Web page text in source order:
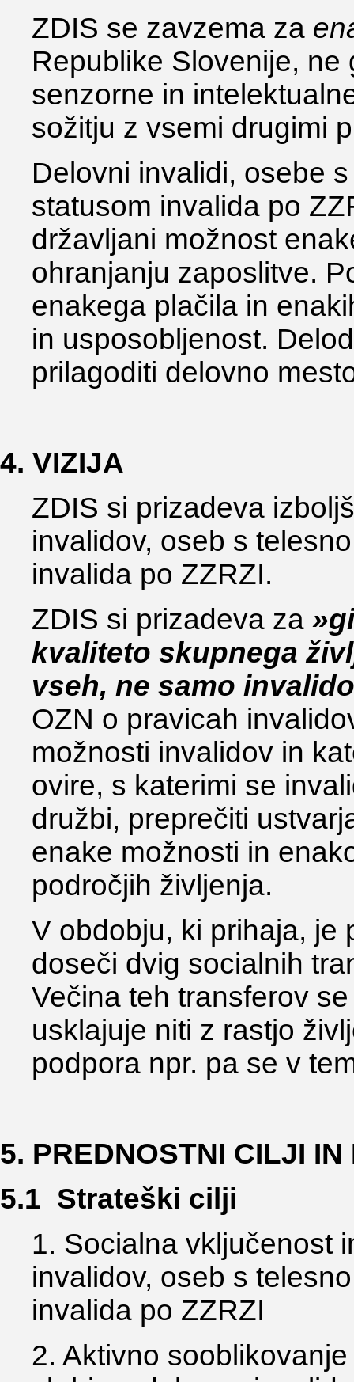
ZDIS se zavzema za
Republike Slovenije,
senzorne in
sožitju z vsemi drugimi
Delovni invalidi, osebe
statusom invalida po
državljani možnost
ohranjanju zaposlitve.
enakega plačila in
in usposobljenost.
prilagoditi delovno
4. VIZIJA
ZDIS si prizadeva
invalidov, oseb s
invalida po ZZRZI.
ZDIS si prizadeva za
kvaliteto skupnega
vseh, ne samo
OZN o pravicah
možnosti invalidov in
ovire, s katerimi se
družbi, preprečiti
enake možnosti in
področjih življenja.
V obdobju, ki prihaja, je
doseči dvig socialnih
Večina teh transferov
usklajuje niti z rastjo
podpora npr. pa se v
5. PREDNOSTNI CILJI IN
5.1 Strateški cilji
1. Socialna vključenost
invalidov, oseb s
invalida po ZZRZI
2. Aktivno